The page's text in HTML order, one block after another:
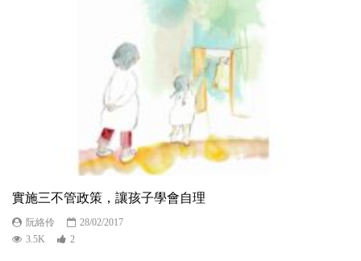
實施三不管政策，讓孩子學會自理
阮絡伶
28/02/2017
3.5K
2